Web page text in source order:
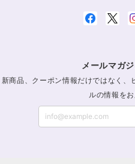
メールマガ
新商品、クーポン情報だけではなく
ルの情報を